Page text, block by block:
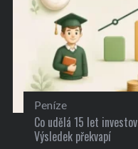
Peníze
Co udělá 15 let
Výsledek překvapí